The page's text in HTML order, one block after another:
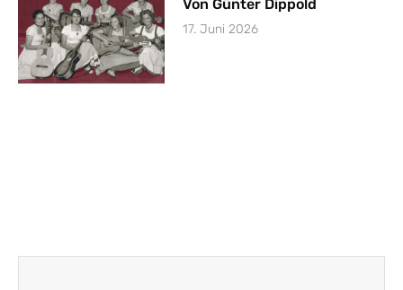
Von Günter Dippold
17. Juni 2026